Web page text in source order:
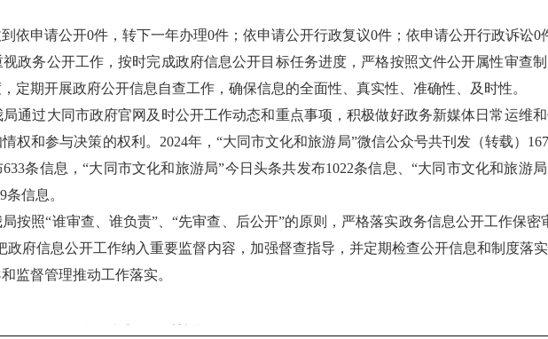
依申请公开0件，转下一年办理0件；依申请公开行政复议0件；依申请公开行政诉讼0
视政务公开工作，按时完成政府信息公开目标任务进度，严格按照文件公开属性审查
定期开展政府公开信息自查工作，确保信息的全面性、真实性、准确性、及时性。
局通过大同市政府官网及时公开工作动态和重点事项，积极做好政务新媒体日常运维
权和参与决策的权利。2024年，“大同市文化和旅游局”微信公众号共刊发（转载）
条信息，“大同市文化和旅游局”今日头条共发布1022条信息、“大同市文化和旅游
信息。
按照“谁审查、谁负责”、“先审查、后公开”的原则，严格落实政务信息公开工作保密
政府信息公开工作纳入重要监督内容，加强督查指导，并定期检查公开信息和制度落
监督管理推动工作落实。